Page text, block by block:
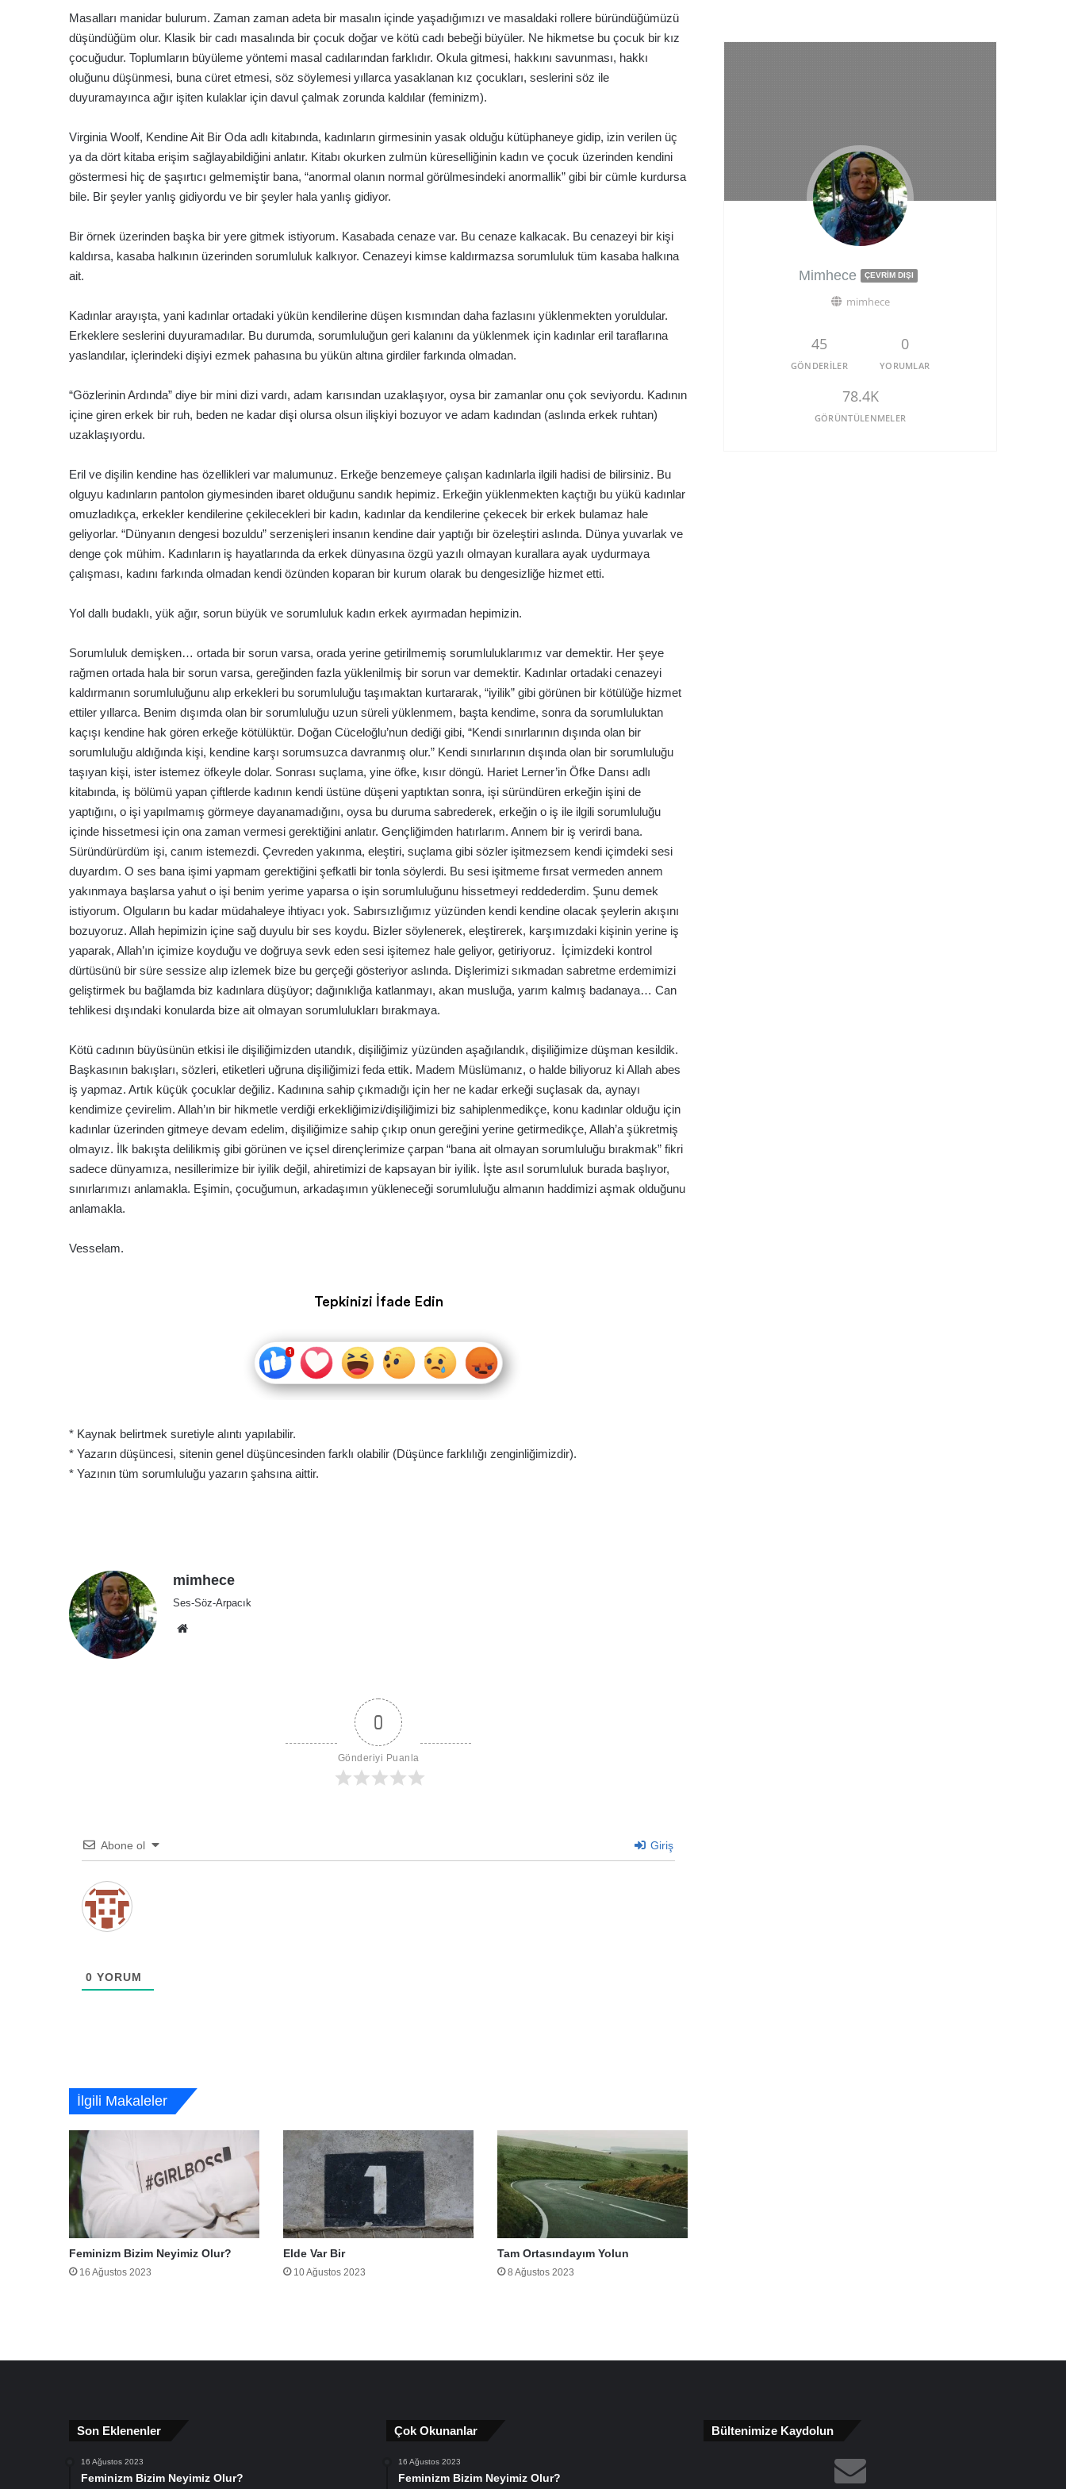
göndermek
Masalları manidar bulurum. Zaman zaman adeta bir masalın içinde yaşadığımızı ve masaldaki rollere büründüğümüzü
düşündüğüm olur. Klasik bir cadı masalında bir çocuk doğar ve kötü cadı bebeği büyüler. Ne hikmetse bu çocuk bir kız
çocuğudur. Toplumların büyüleme yöntemi masal cadılarından farklıdır. Okula gitmesi, hakkını savunması, hakkı
oluğunu düşünmesi, buna cüret etmesi, söz söylemesi yıllarca yasaklanan kız çocukları, seslerini söz ile
duyuramayınca ağır işiten kulaklar için davul çalmak zorunda kaldılar (feminizm).
Virginia Woolf, Kendine Ait Bir Oda adlı kitabında, kadınların girmesinin yasak olduğu kütüphaneye gidip, izin verilen üç
ya da dört kitaba erişim sağlayabildiğini anlatır. Kitabı okurken zulmün küreselliğinin kadın ve çocuk üzerinden kendini
göstermesi hiç de şaşırtıcı gelmemiştir bana, “anormal olanın normal görülmesindeki anormallik” gibi bir cümle kurdursa
bile. Bir şeyler yanlış gidiyordu ve bir şeyler hala yanlış gidiyor.
Bir örnek üzerinden başka bir yere gitmek istiyorum. Kasabada cenaze var. Bu cenaze kalkacak. Bu cenazeyi bir kişi
kaldırsa, kasaba halkının üzerinden sorumluluk kalkıyor. Cenazeyi kimse kaldırmazsa sorumluluk tüm kasaba halkına
ait.
Kadınlar arayışta, yani kadınlar ortadaki yükün kendilerine düşen kısmından daha fazlasını yüklenmekten yoruldular.
Erkeklere seslerini duyuramadılar. Bu durumda, sorumluluğun geri kalanını da yüklenmek için kadınlar eril taraflarına
yaslandılar, içlerindeki dişiyi ezmek pahasına bu yükün altına girdiler farkında olmadan.
“Gözlerinin Ardında” diye bir mini dizi vardı, adam karısından uzaklaşıyor, oysa bir zamanlar onu çok seviyordu. Kadının
içine giren erkek bir ruh, beden ne kadar dişi olursa olsun ilişkiyi bozuyor ve adam kadından (aslında erkek ruhtan)
uzaklaşıyordu.
Eril ve dişilin kendine has özellikleri var malumunuz. Erkeğe benzemeye çalışan kadınlarla ilgili hadisi de bilirsiniz. Bu
olguyu kadınların pantolon giymesinden ibaret olduğunu sandık hepimiz. Erkeğin yüklenmekten kaçtığı bu yükü kadınlar
omuzladıkça, erkekler kendilerine çekilecekleri bir kadın, kadınlar da kendilerine çekecek bir erkek bulamaz hale
geliyorlar. “Dünyanın dengesi bozuldu” serzenişleri insanın kendine dair yaptığı bir özeleştiri aslında. Dünya yuvarlak ve
denge çok mühim. Kadınların iş hayatlarında da erkek dünyasına özgü yazılı olmayan kurallara ayak uydurmaya
çalışması, kadını farkında olmadan kendi özünden koparan bir kurum olarak bu dengesizliğe hizmet etti.
Yol dallı budaklı, yük ağır, sorun büyük ve sorumluluk kadın erkek ayırmadan hepimizin.
Sorumluluk demişken… ortada bir sorun varsa, orada yerine getirilmemiş sorumluluklarımız var demektir. Her şeye
rağmen ortada hala bir sorun varsa, gereğinden fazla yüklenilmiş bir sorun var demektir. Kadınlar ortadaki cenazeyi
kaldırmanın sorumluluğunu alıp erkekleri bu sorumluluğu taşımaktan kurtararak, “iyilik” gibi görünen bir kötülüğe hizmet
ettiler yıllarca. Benim dışımda olan bir sorumluluğu uzun süreli yüklenmem, başta kendime, sonra da sorumluluktan
kaçışı kendine hak gören erkeğe kötülüktür. Doğan Cüceloğlu’nun dediği gibi, “Kendi sınırlarının dışında olan bir
sorumluluğu aldığında kişi, kendine karşı sorumsuzca davranmış olur.” Kendi sınırlarının dışında olan bir sorumluluğu
taşıyan kişi, ister istemez öfkeyle dolar. Sonrası suçlama, yine öfke, kısır döngü. Hariet Lerner’in Öfke Dansı adlı
kitabında, iş bölümü yapan çiftlerde kadının kendi üstüne düşeni yaptıktan sonra, işi süründüren erkeğin işini de
yaptığını, o işi yapılmamış görmeye dayanamadığını, oysa bu duruma sabrederek, erkeğin o iş ile ilgili sorumluluğu
içinde hissetmesi için ona zaman vermesi gerektiğini anlatır. Gençliğimden hatırlarım. Annem bir iş verirdi bana.
Süründürürdüm işi, canım istemezdi. Çevreden yakınma, eleştiri, suçlama gibi sözler işitmezsem kendi içimdeki sesi
duyardım. O ses bana işimi yapmam gerektiğini şefkatli bir tonla söylerdi. Bu sesi işitmeme fırsat vermeden annem
yakınmaya başlarsa yahut o işi benim yerime yaparsa o işin sorumluluğunu hissetmeyi reddederdim. Şunu demek
istiyorum. Olguların bu kadar müdahaleye ihtiyacı yok. Sabırsızlığımız yüzünden kendi kendine olacak şeylerin akışını
bozuyoruz. Allah hepimizin içine sağ duyulu bir ses koydu. Bizler söylenerek, eleştirerek, karşımızdaki kişinin yerine iş
yaparak, Allah’ın içimize koyduğu ve doğruya sevk eden sesi işitemez hale geliyor, getiriyoruz. İçimizdeki kontrol
dürtüsünü bir süre sessize alıp izlemek bize bu gerçeği gösteriyor aslında. Dişlerimizi sıkmadan sabretme erdemimizi
geliştirmek bu bağlamda biz kadınlara düşüyor; dağınıklığa katlanmayı, akan musluğa, yarım kalmış badanaya… Can
tehlikesi dışındaki konularda bize ait olmayan sorumlulukları bırakmaya.
Kötü cadının büyüsünün etkisi ile dişiliğimizden utandık, dişiliğimiz yüzünden aşağılandık, dişiliğimize düşman kesildik.
Başkasının bakışları, sözleri, etiketleri uğruna dişiliğimizi feda ettik. Madem Müslümanız, o halde biliyoruz ki Allah abes
iş yapmaz. Artık küçük çocuklar değiliz. Kadınına sahip çıkmadığı için her ne kadar erkeği suçlasak da, aynayı
kendimize çevirelim. Allah’ın bir hikmetle verdiği erkekliğimizi/dişiliğimizi biz sahiplenmedikçe, konu kadınlar olduğu için
kadınlar üzerinden gitmeye devam edelim, dişiliğimize sahip çıkıp onun gereğini yerine getirmedikçe, Allah’a şükretmiş
olmayız. İlk bakışta delilikmiş gibi görünen ve içsel dirençlerimize çarpan “bana ait olmayan sorumluluğu bırakmak” fikri
sadece dünyamıza, nesillerimize bir iyilik değil, ahiretimizi de kapsayan bir iyilik. İşte asıl sorumluluk burada başlıyor,
sınırlarımızı anlamakla. Eşimin, çocuğumun, arkadaşımın yükleneceği sorumluluğu almanın haddimizi aşmak olduğunu
anlamakla.
Vesselam.
Tepkinizi İfade Edin
* Kaynak belirtmek suretiyle alıntı yapılabilir.
* Yazarın düşüncesi, sitenin genel düşüncesinden farklı olabilir (Düşünce farklılığı zenginliğimizdir).
* Yazının tüm sorumluluğu yazarın şahsına aittir.
mimhece
Ses-Söz-Arpacık
0
Gönderiyi Puanla
Abone ol Giriş
0 YORUM
İlgili Makaleler
Feminizm Bizim Neyimiz Olur?
16 Ağustos 2023
Elde Var Bir
10 Ağustos 2023
Tam Ortasındayım Yolun
8 Ağustos 2023
Mimhece ÇEVRIM DIŞI
mimhece
45
GÖNDERILER
0
YORUMLAR
78.4K
GÖRÜNTÜLENMELER
Son Eklenenler
16 Ağustos 2023
Feminizm Bizim Neyimiz Olur?
Çok Okunanlar
16 Ağustos 2023
Feminizm Bizim Neyimiz Olur?
Bültenimize Kaydolun